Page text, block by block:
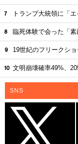
トランプ大統領に「
臨死体験で会った「素
19世紀のフリークシ
文明崩壊確率49%、
SNS